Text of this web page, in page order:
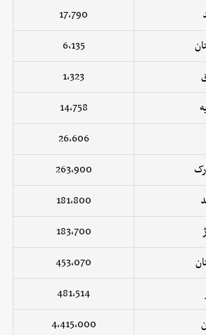
17,790
6,135
1,323
14,758
26,606
263,900
181,800
183,700
453,070
481,514
4,415,000